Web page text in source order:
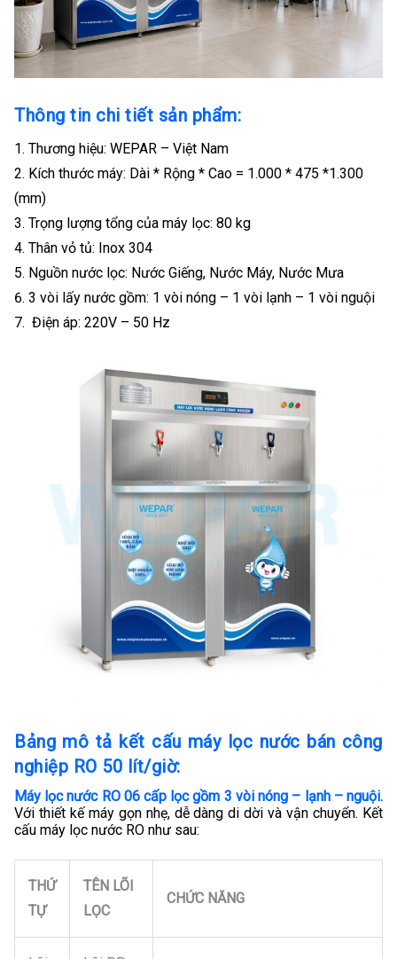
Thông tin chi tiết sản phẩm:
Thương hiệu: WEPAR – Việt Nam
Kích thước máy: Dài * Rộng * Cao = 1.000 * 475 *1.300
(mm)
Trọng lượng tổng của máy lọc: 80 kg
Thân vỏ tủ: Inox 304
Nguồn nước lọc: Nước Giếng, Nước Máy, Nước Mưa
3 vòi lấy nước gồm: 1 vòi nóng – 1 vòi lạnh – 1 vòi nguội
Điện áp: 220V – 50 Hz
Bảng mô tả kết cấu máy lọc nước bán công
nghiệp RO 50 lít/giờ:
Máy lọc nước RO 06 cấp lọc gồm 3 vòi nóng – lạnh – nguội.
Với thiết kế máy gọn nhẹ, dễ dàng di dời và vận chuyển. Kết
cấu máy lọc nước RO như sau:
THỨ
TỰ
TÊN LÕI
LỌC
CHỨC NĂNG